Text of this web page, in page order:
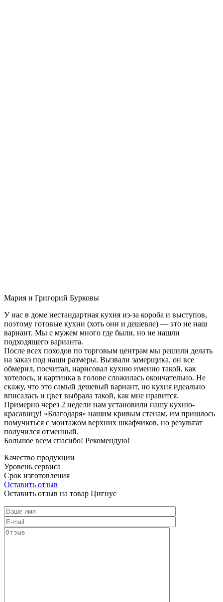
Мария и Григорий Бурковы
У нас в доме нестандартная кухня из-за короба и выступов,
поэтому готовые кухни (хоть они и дешевле) — это не наш
вариант. Мы с мужем много где были, но не нашли
подходящего варианта.
После всех походов по торговым центрам мы решили делать
на заказ под наши размеры. Вызвали замерщика, он все
обмерил, посчитал, нарисовал кухню именно такой, как
хотелось, и картинка в голове сложилась окончательно. Не
скажу, что это самый дешевый вариант, но кухня идеально
вписалась и цвет выбрала такой, как мне нравится.
Примерно через 2 недели нам установили нашу кухню-
красавицу! «Благодаря» нашим кривым стенам, им пришлось
помучиться с монтажом верхних шкафчиков, но результат
получился отменный.
Большое всем спасибо! Рекомендую!
Качество продукции
Уровень сервиса
Срок изготовления
Оставить отзыв
Оставить отзыв на товар Цигнус